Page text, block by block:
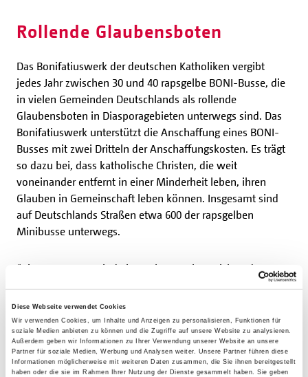
Diese Webseite verwendet Cookies
Wir verwenden Cookies, um Inhalte und Anzeigen zu personalisieren, Funktionen für
soziale Medien anbieten zu können und die Zugriffe auf unsere Website zu analysieren.
Außerdem geben wir Informationen zu Ihrer Verwendung unserer Website an unsere
Partner für soziale Medien, Werbung und Analysen weiter. Unsere Partner führen diese
Informationen möglicherweise mit weiteren Daten zusammen, die Sie ihnen bereitgestellt
haben oder die sie im Rahmen Ihrer Nutzung der Dienste gesammelt haben. Sie geben
Rollende Glaubensboten
Das Bonifatiuswerk der deutschen Katholiken vergibt
jedes Jahr zwischen 30 und 40 rapsgelbe BONI-Busse, die
in vielen Gemeinden Deutschlands als rollende
Glaubensboten in Diasporagebieten unterwegs sind. Das
Bonifatiuswerk unterstützt die Anschaffung eines BONI-
Busses mit zwei Dritteln der Anschaffungskosten. Es trägt
so dazu bei, dass katholische Christen, die weit
voneinander entfernt in einer Minderheit leben, ihren
Glauben in Gemeinschaft leben können. Insgesamt sind
auf Deutschlands Straßen etwa 600 der rapsgelben
Minibusse unterwegs.
“Die BONI-Busse sind ein starkes Markenzeichen des
Gesellschaft hat sich stark verändert. In manchen
deutschen Großstädten erreicht die Anzahl der Christen in
der Bevölkerung kaum noch 50 Prozent. Umso wichtiger
ist es, dass Kirche sichtbar bleibt – in engagierten Christen
und auch in unseren rollenden Glaubensboten“, sagt